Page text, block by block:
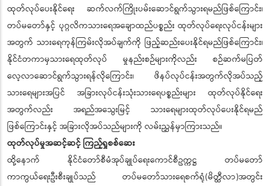
ထုတ်လုပ်ပေးနိုင်ရေး ဆက်လက်ကြိုးပမ်းဆောင်ရွက်သွားရမည်ဖြစ်ကြောင်း၊
တပ်မတော်နှင့် ပုဂ္ဂလိကသားရေအချောထည်ပစ္စည်း ထုတ်လုပ်ရေးလုပ်ငန်းများ
အတွက် သားရေကုန်ကြမ်းလိုအပ်ချက်ကို ဖြည့်ဆည်းပေးနိုင်ရမည်ဖြစ်ကြောင်း၊
နိုင်ငံတကာမှသားရေထုတ်လုပ် မှုနည်းစဉ်များကိုလည်း စဉ်ဆက်မပြတ်
လေ့လာဆောင်ရွက်သွားရန်လိုကြောင်း၊ ဖိနပ်လုပ်ငန်းအတွက်လိုအပ်သည့်
သားရေများအပြင် အခြားလုပ်ငန်းသုံးသားရေပစ္စည်းများ ထုတ်လုပ်နိုင်ရေး
အတွက်လည်း အရည်အသွေးမြင့် သားရေများထုတ်လုပ်ပေးနိုင်ရမည်
ဖြစ်ကြောင်းနှင့် အခြားလိုအပ်သည်များကို လမ်းညွှန်မှာကြားသည်။
ထုတ်လုပ်မှုအဆင့်ဆင့် ကြည့်ရှုစစ်ဆေး
ထို့နောက် နိုင်ငံတော်စီမံအုပ်ချုပ်ရေးကောင်စီဥက္ကဋ္ဌ တပ်မတော်
ကာကွယ်ရေးဦးစီးချုပ်သည် တပ်မတော်သားရေစက်ရုံ(မိတ္ထီလာ)အတွင်း